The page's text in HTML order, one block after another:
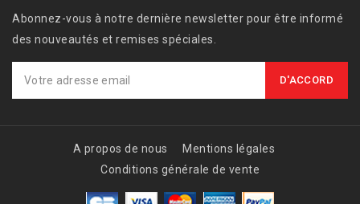
Abonnez-vous à notre dernière newsletter pour être informé
des nouveautés et remises spéciales.
A propos de nous
Mentions légales
Conditions générale de vente